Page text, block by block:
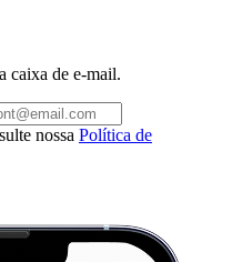
caixa de e-mail.
nossa Política de